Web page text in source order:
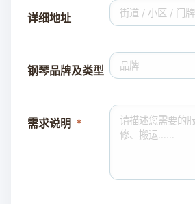
详细地址
钢琴品牌及类型
需求说明